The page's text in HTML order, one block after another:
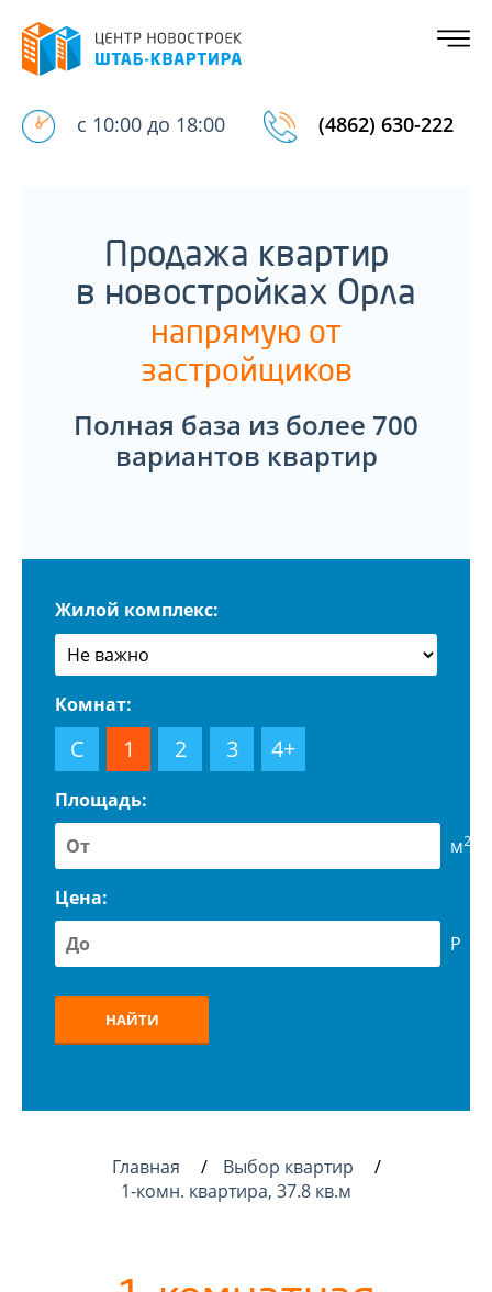
с 10:00 до 18:00 (4862) 630-222
Продажа квартир
в новостройках Орла
напрямую от
застройщиков
Полная база из более 700
вариантов квартир
Жилой комплекс:
Комнат:
С 1 2 3 4+
Площадь:
м2
Цена:
Р
НАЙТИ
Главная
Выбор квартир
1-комн. квартира, 37.8 кв.м